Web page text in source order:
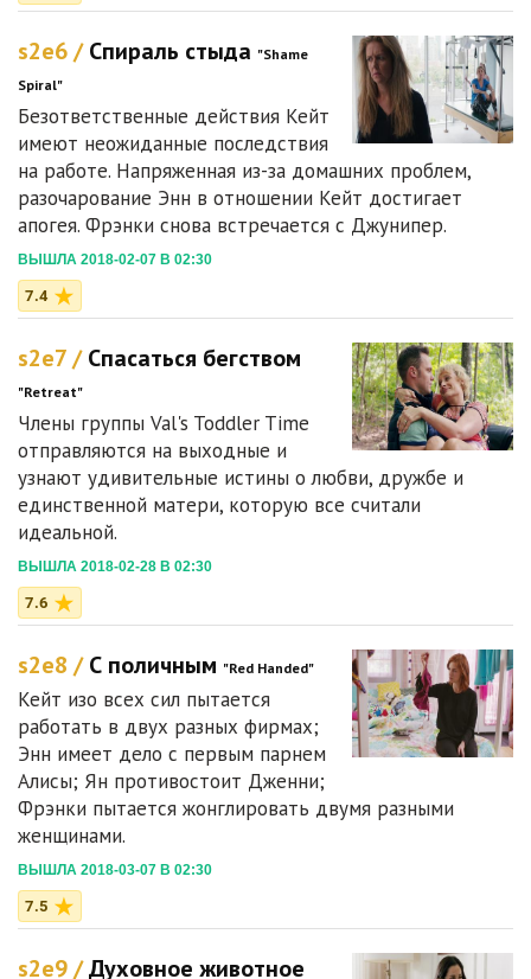
s2e6 /Спираль стыда "Shame
Spiral"
Безответственные действия Кейт
имеют неожиданные последствия
на работе. Напряженная из-за домашних проблем,
разочарование Энн в отношении Кейт достигает
апогея. Фрэнки снова встречается с Джунипер.
ВЫШЛА 2018-02-07 В 02:30
7.4
s2e7 /Спасаться бегством
"Retreat"
Члены группы Val's Toddler Time
отправляются на выходные и
узнают удивительные истины о любви, дружбе и
единственной матери, которую все считали
идеальной.
ВЫШЛА 2018-02-28 В 02:30
7.6
s2e8 /С поличным "Red Handed"
Кейт изо всех сил пытается
работать в двух разных фирмах;
Энн имеет дело с первым парнем
Алисы; Ян противостоит Дженни;
Фрэнки пытается жонглировать двумя разными
женщинами.
ВЫШЛА 2018-03-07 В 02:30
7.5
s2e9 /Духовное животное